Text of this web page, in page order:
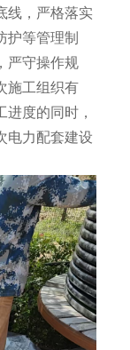
线，严格落实
护等管理制
严守操作规
施工组织有
度的同时，
电力配套建设